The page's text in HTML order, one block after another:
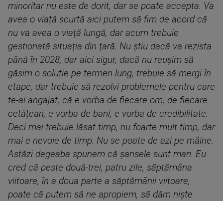
minoritar nu este de dorit, dar se poate accepta. Va
avea o viață scurtă aici putem să fim de acord că
nu va avea o viață lungă, dar acum trebuie
gestionată situația din țară. Nu știu dacă va rezista
până în 2028, dar aici sigur, dacă nu reușim să
găsim o soluție pe termen lung, trebuie să mergi în
etape, dar trebuie să rezolvi problemele pentru care
te-ai angajat, că e vorba de fiecare om, de fiecare
cetățean, e vorba de bani, e vorba de credibilitate.
Deci mai trebuie lăsat timp, nu foarte mult timp, dar
mai e nevoie de timp. Nu se poate de azi pe mâine.
Astăzi degeaba spunem că șansele sunt mari. Eu
cred că peste două-trei, patru zile, săptămâna
viitoare, în a doua parte a săptămânii viitoare,
poate că putem să ne apropiem, să dăm niște